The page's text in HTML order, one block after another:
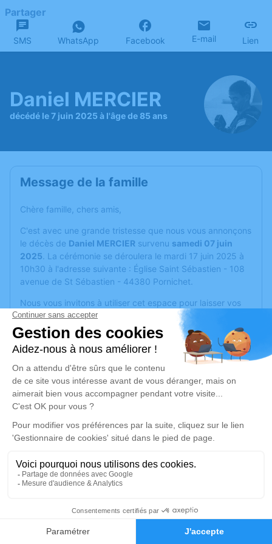
Faire-part Hommages
Partager
SMS WhatsApp Facebook E-mail Lien
Daniel MERCIER
décédé le 7 juin 2025 à l'âge de 85 ans
Message de la famille
Chère famille, chers amis,
C'est avec une grande tristesse que nous vous annonçons
le décès de Daniel MERCIER survenu samedi 07 juin
2025 . La cérémonie se déroulera le mardi 17 juin 2025 à
10h30 à l'adresse suivante : Église Saint Sébastien - 108
avenue de St Sébastien - 44380 Pornichet.
Nous vous invitons à utiliser cet espace pour laisser vos
condoléances, partager des photos souvenirs, une
anecdote ou exprimer vos pensées à travers des poèmes
ou des textes. Cet endroit est un lieu d'expression dédié à
honorer la mémoire de Daniel Mercier.
Ni gerbes, ni couronnes mais des bouquets de fleurs
naturelles si vous le souhaitez. Merci de vos dons. Des
urnes vous seront proposées à l'église, en faveur
d'associations caritatives.
Je rends hommage
Cérémonie religieuse
Église Saint Sébastien de Pornichet
108 avenue de St Sébastien